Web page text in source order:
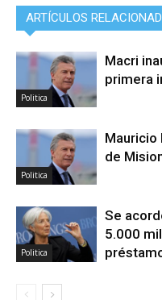
ARTÍCULOS
Politica
Macri
primera
Politica
Mauricio
de
Politica
Se
5.000